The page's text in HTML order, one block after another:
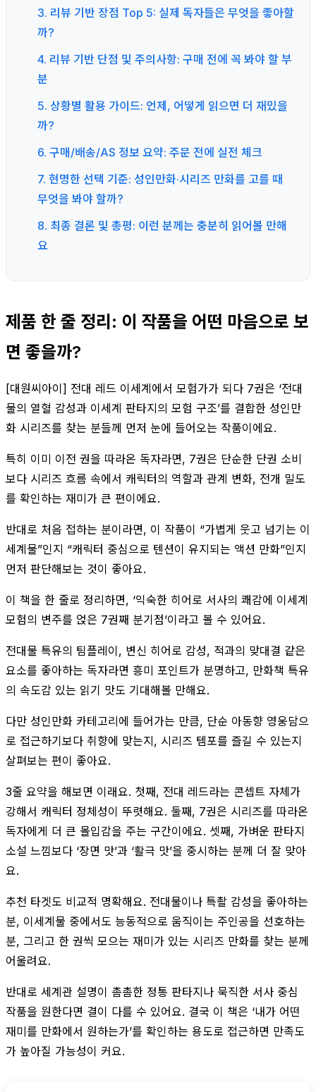
3. 리뷰 기반 장점 Top 5: 실제 독자들은 무엇을 좋아할
까?
4. 리뷰 기반 단점 및 주의사항: 구매 전에 꼭 봐야 할 부
분
5. 상황별 활용 가이드: 언제, 어떻게 읽으면 더 재밌을
까?
6. 구매/배송/AS 정보 요약: 주문 전에 실전 체크
7. 현명한 선택 기준: 성인만화·시리즈 만화를 고를 때
무엇을 봐야 할까?
8. 최종 결론 및 총평: 이런 분께는 충분히 읽어볼 만해
요
제품 한 줄 정리: 이 작품을 어떤 마음으로 보
면 좋을까?
[대원씨아이] 전대 레드 이세계에서 모험가가 되다 7권은 ‘전대
물의 열혈 감성과 이세계 판타지의 모험 구조’를 결합한 성인만
화 시리즈를 찾는 분들께 먼저 눈에 들어오는 작품이에요.
특히 이미 이전 권을 따라온 독자라면, 7권은 단순한 단권 소비
보다 시리즈 흐름 속에서 캐릭터의 역할과 관계 변화, 전개 밀도
를 확인하는 재미가 큰 편이에요.
반대로 처음 접하는 분이라면, 이 작품이 “가볍게 웃고 넘기는 이
세계물”인지 “캐릭터 중심으로 텐션이 유지되는 액션 만화”인지
먼저 판단해보는 것이 좋아요.
이 책을 한 줄로 정리하면, ‘익숙한 히어로 서사의 쾌감에 이세계
모험의 변주를 얹은 7권째 분기점’이라고 볼 수 있어요.
전대물 특유의 팀플레이, 변신 히어로 감성, 적과의 맞대결 같은
요소를 좋아하는 독자라면 흥미 포인트가 분명하고, 만화책 특유
의 속도감 있는 읽기 맛도 기대해볼 만해요.
다만 성인만화 카테고리에 들어가는 만큼, 단순 아동향 영웅담으
로 접근하기보다 취향에 맞는지, 시리즈 템포를 즐길 수 있는지
살펴보는 편이 좋아요.
3줄 요약을 해보면 이래요. 첫째, 전대 레드라는 콘셉트 자체가
강해서 캐릭터 정체성이 뚜렷해요. 둘째, 7권은 시리즈를 따라온
독자에게 더 큰 몰입감을 주는 구간이에요. 셋째, 가벼운 판타지
소설 느낌보다 ‘장면 맛’과 ‘활극 맛’을 중시하는 분께 더 잘 맞아
요.
추천 타겟도 비교적 명확해요. 전대물이나 특촬 감성을 좋아하는
분, 이세계물 중에서도 능동적으로 움직이는 주인공을 선호하는
분, 그리고 한 권씩 모으는 재미가 있는 시리즈 만화를 찾는 분께
어울려요.
반대로 세계관 설명이 촘촘한 정통 판타지나 묵직한 서사 중심
작품을 원한다면 결이 다를 수 있어요. 결국 이 책은 ‘내가 어떤
재미를 만화에서 원하는가’를 확인하는 용도로 접근하면 만족도
가 높아질 가능성이 커요.